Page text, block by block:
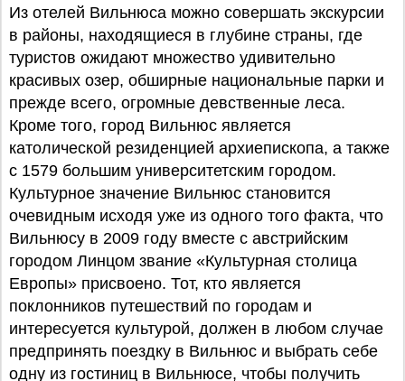
Из отелей Вильнюса можно совершать экскурсии
в районы, находящиеся в глубине страны, где
туристов ожидают множество удивительно
красивых озер, обширные национальные парки и
прежде всего, огромные девственные леса.
Кроме того, город Вильнюс является
католической резиденцией архиепископа, а также
с 1579 большим университетским городом.
Культурное значение Вильнюс становится
очевидным исходя уже из одного того факта, что
Вильнюсу в 2009 году вместе с австрийским
городом Линцом звание «Культурная столица
Европы» присвоено. Тот, кто является
поклонников путешествий по городам и
интересуется культурой, должен в любом случае
предпринять поездку в Вильнюс и выбрать себе
одну из гостиниц в Вильнюсе, чтобы получить